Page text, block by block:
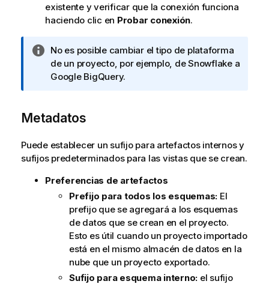
existente y verificar que la conexión funciona
haciendo clic en Probar conexión.
N
o
t
n
o
r
a
No es posible cambiar el tipo de plataforma
de un proyecto, por ejemplo, deSnowflakea
Google BigQuery.
Metadatos
Puede establecer un sufijo para artefactos internos y
sufijos predeterminados para las vistas que se crean.
Preferencias de artefactos
Prefijo para todos los esquemas: El
prefijo que se agregará a los esquemas
de datos que se crean en el proyecto.
Esto es útil cuando un proyecto importado
está en el mismo almacén de datos en la
nube que un proyecto exportado.
Sufijo para esquema interno: el sufijo